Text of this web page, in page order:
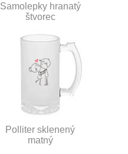
Samolepky hranatý
štvorec
Polliter sklenený
matný